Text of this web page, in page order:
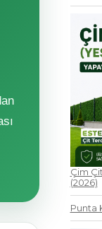
Çim
(2026)
Punta